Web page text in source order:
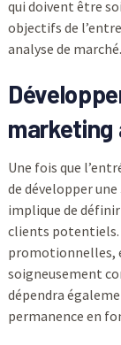
qui doivent être
objectifs de
analyse de marché.
Une fois que
de développer une
implique de
clients potentiels.
promotionnelles,
soigneusement
dépendra
permanence en